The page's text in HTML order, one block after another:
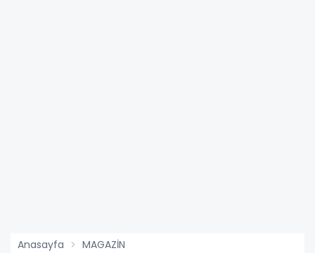
Anasayfa MAGAZİN